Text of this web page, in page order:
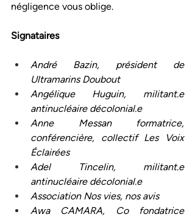
négligence vous oblige.
Signataires
André Bazin, président de
Ultramarins Doubout
Angélique Huguin, militant.e
antinucléaire décolonial.e
Anne Messan formatrice,
conférencière, collectif Les Voix
Éclairées
Adel Tincelin, militant.e
antinucléaire décolonial.e
Association Nos vies, nos avis
Awa CAMARA, Co fondatrice